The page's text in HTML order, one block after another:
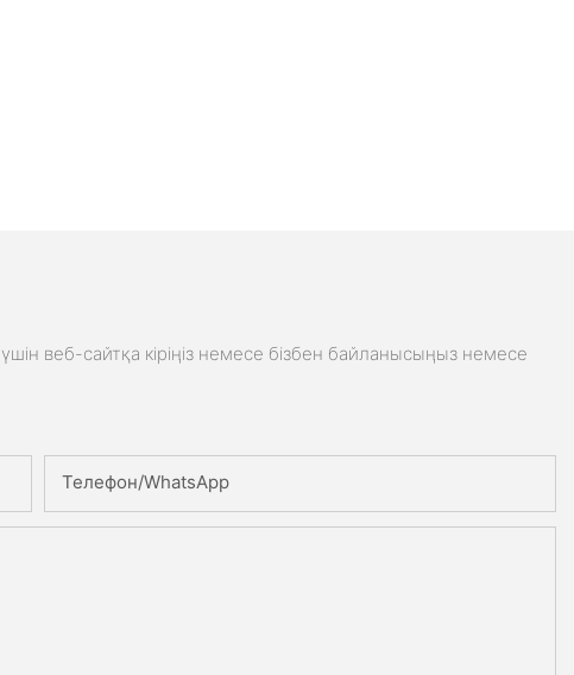
веб-сайтқа кіріңіз немесе бізбен байланысыңыз немесе
Телефон/whatsApp